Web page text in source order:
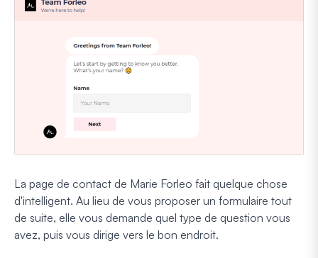
La page de contact de Marie Forleo fait quelque chose
d'intelligent. Au lieu de vous proposer un formulaire tout
de suite, elle vous demande quel type de question vous
avez, puis vous dirige vers le bon endroit.